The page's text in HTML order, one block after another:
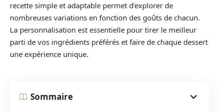
recette simple et adaptable permet d’explorer de
nombreuses variations en fonction des goûts de chacun.
La personnalisation est essentielle pour tirer le meilleur
parti de vos ingrédients préférés et faire de chaque dessert
une expérience unique.
Sommaire